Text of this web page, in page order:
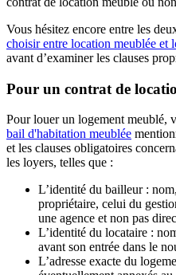
Vous hésitez encore entre les
choisir entre location meublée et
avant d’examiner les clauses
Pour un contrat de
Pour louer un logement meublé,
bail d'habitation meublée
et les clauses obligatoires
les loyers, telles que :
L’identité du bailleur :
propriétaire, celui du
une agence et non pas
L’identité du locataire :
avant son entrée dans le
L’adresse exacte du